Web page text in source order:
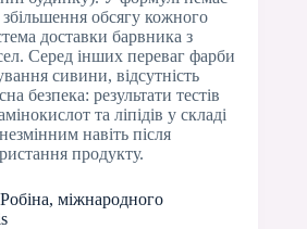
збільшення обсягу кожного
доставки барвника з
Серед інших переваг фарби
сивини, відсутність
безпека: результати тестів
та ліпідів у складі
навіть після
продукту.
міжнародного